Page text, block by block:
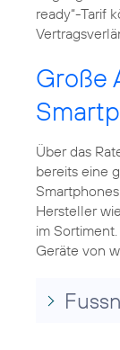
ready“-Tarif
Große
Über das
bereits eine
Smartphones
Hersteller
im
Geräte von